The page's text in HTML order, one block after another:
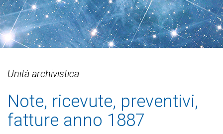
Unità archivistica
Note, ricevute, preventivi,
fatture anno 1887